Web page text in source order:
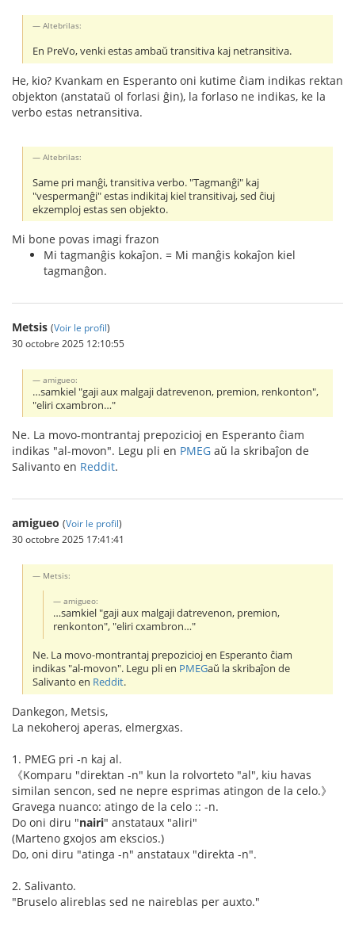
Altebrilas:
En PreVo, venki estas ambaŭ transitiva kaj netransitiva.
He, kio? Kvankam en Esperanto oni kutime ĉiam indikas rektan
objekton (anstataŭ ol forlasi ĝin), la forlaso ne indikas, ke la
verbo estas netransitiva.
Altebrilas:
Same pri manĝi, transitiva verbo. "Tagmanĝi" kaj
"vespermanĝi" estas indikitaj kiel transitivaj, sed ĉiuj
ekzemploj estas sen objekto.
Mi bone povas imagi frazon
Mi tagmanĝis kokaĵon. = Mi manĝis kokaĵon kiel
tagmanĝon.
Metsis (Voir le profil)
30 octobre 2025 12:10:55
amigueo:
…samkiel "gaji aux malgaji datrevenon, premion, renkonton",
"eliri cxambron…"
Ne. La movo-montrantaj prepozicioj en Esperanto ĉiam
indikas "al-movon". Legu pli en PMEG aŭ la skribaĵon de
Salivanto en Reddit.
amigueo (Voir le profil)
30 octobre 2025 17:41:41
Metsis:
amigueo:
…samkiel "gaji aux malgaji datrevenon, premion,
renkonton", "eliri cxambron…"
Ne. La movo-montrantaj prepozicioj en Esperanto ĉiam
indikas "al-movon". Legu pli en PMEGaŭ la skribaĵon de
Salivanto en Reddit.
Dankegon, Metsis,
La nekoheroj aperas, elmergxas.
1. PMEG pri -n kaj al.
《Komparu "direktan -n" kun la rolvorteto "al", kiu havas
similan sencon, sed ne nepre esprimas atingon de la celo.》
Gravega nuanco: atingo de la celo :: -n.
Do oni diru "nairi" anstataux "aliri"
(Marteno gxojos am ekscios.)
Do, oni diru "atinga -n" anstataux "direkta -n".
2. Salivanto.
"Bruselo alireblas sed ne naireblas per auxto."